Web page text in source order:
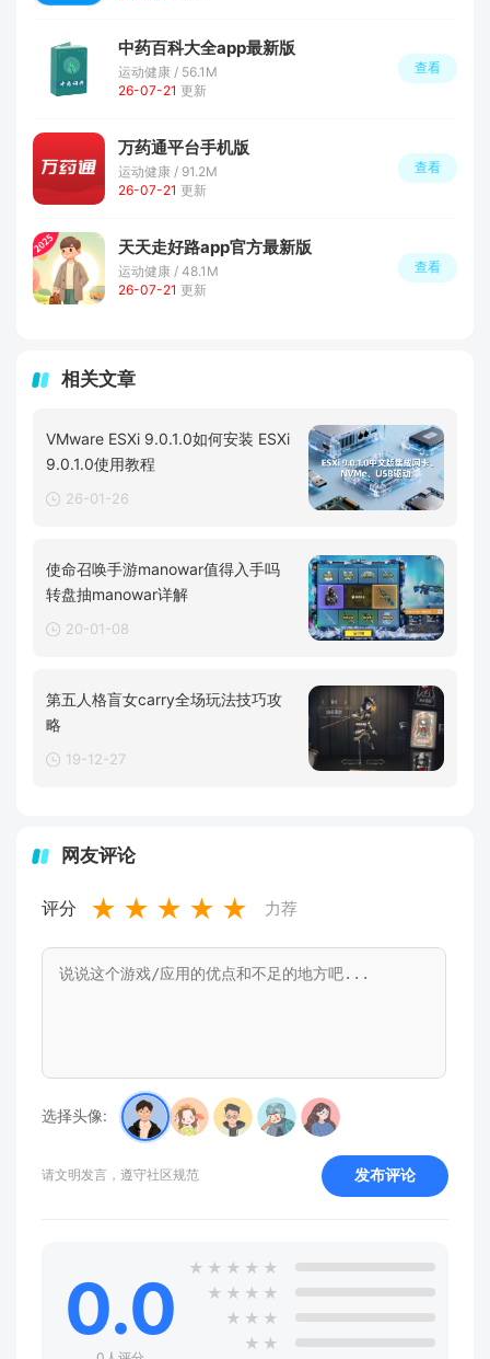
中药百科大全app最新版
运动健康 / 56.1M
26-07-21 更新
查看
万药通平台手机版
运动健康 / 91.2M
26-07-21 更新
查看
天天走好路app官方最新版
运动健康 / 48.1M
26-07-21 更新
查看
相关文章
VMware ESXi 9.0.1.0如何安装 ESXi
9.0.1.0使用教程
26-01-26
使命召唤手游manowar值得入手吗
转盘抽manowar详解
20-01-08
第五人格盲女carry全场玩法技巧攻
略
19-12-27
网友评论
评分 ★ ★ ★ ★ ★ 力荐
选择头像:
请文明发言，遵守社区规范 发布评论
0.0 ★ ★ ★ ★ ★
★ ★ ★ ★
★ ★ ★
★ ★